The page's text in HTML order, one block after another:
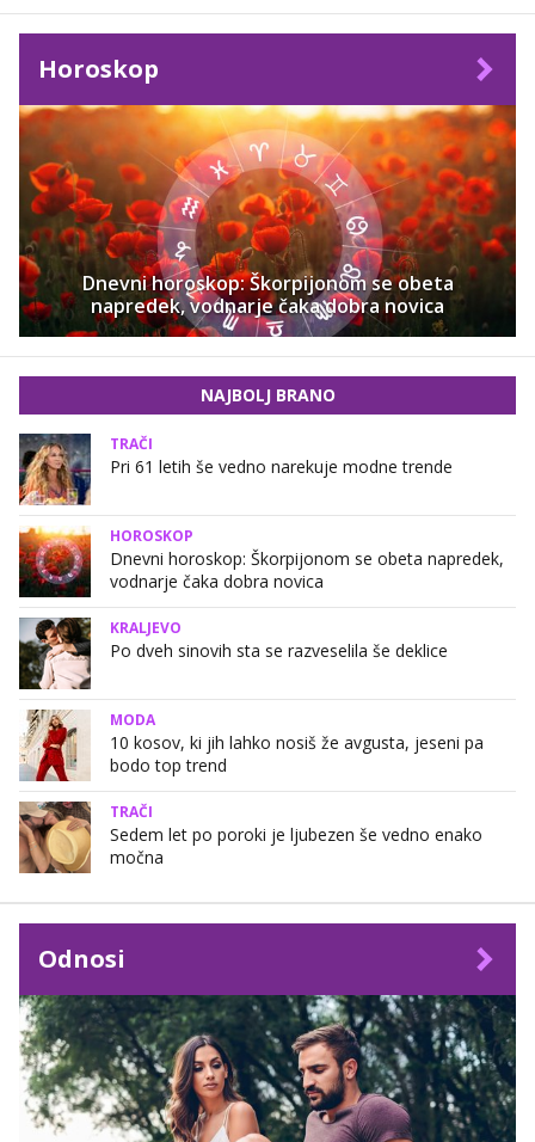
Horoskop
Dnevni horoskop: Škorpijonom se obeta
napredek, vodnarje čaka dobra novica
NAJBOLJ BRANO
TRAČI
Pri 61 letih še vedno narekuje modne trende
HOROSKOP
Dnevni horoskop: Škorpijonom se obeta napredek,
vodnarje čaka dobra novica
KRALJEVO
Po dveh sinovih sta se razveselila še deklice
MODA
10 kosov, ki jih lahko nosiš že avgusta, jeseni pa
bodo top trend
TRAČI
Sedem let po poroki je ljubezen še vedno enako
močna
Odnosi